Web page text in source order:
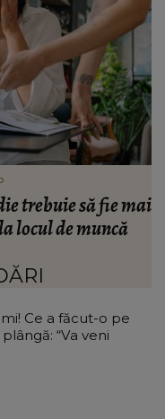
făcut-o Gabriela
“După foarte
pe
“Va veni